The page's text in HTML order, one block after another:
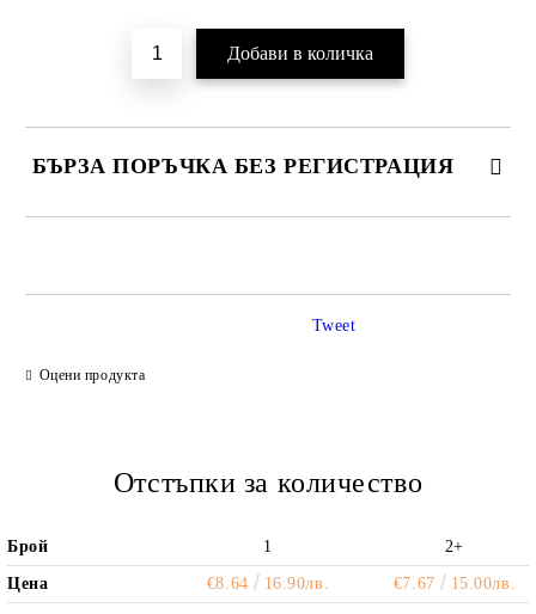
БЪРЗА ПОРЪЧКА БЕЗ РЕГИСТРАЦИЯ
Оцени продукта
Tweet
Отстъпки за количество
Брой 1 2+
Цена €8.64 16.90лв. €7.67 15.00лв.